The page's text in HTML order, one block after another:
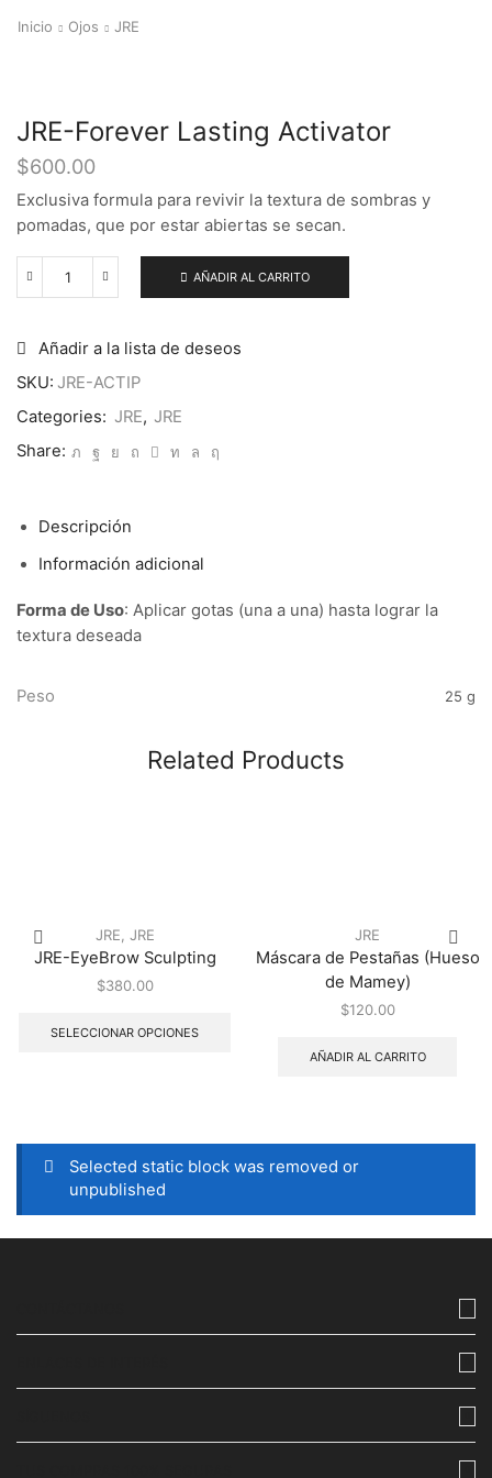
Inicio Ojos JRE
JRE-Forever Lasting Activator
$600.00
Exclusiva formula para revivir la textura de sombras y
pomadas, que por estar abiertas se secan.
JRE-
Activator
AÑADIR AL CARRITO
Añadir a la lista de deseos
SKU: JRE-ACTIP
Categories: JRE, JRE
Share:
Descripción
Información adicional
Forma de Uso: Aplicar gotas (una a una) hasta lograr la
textura deseada
Peso 25 g
Related Products
JRE JRE
JRE-EyeBrow Sculpting
$380.00
SELECCIONAR OPCIONES
JRE
Máscara de Pestañas (Hueso
de Mamey)
$120.00
AÑADIR AL CARRITO
Selected static block was removed or
unpublished